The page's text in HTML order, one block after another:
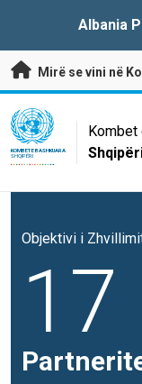
Albania
Mirë se vini në
UN Logo
KOMBET E BASHKUARA
SHQIPËRI
Kombet
Objektivi i
17